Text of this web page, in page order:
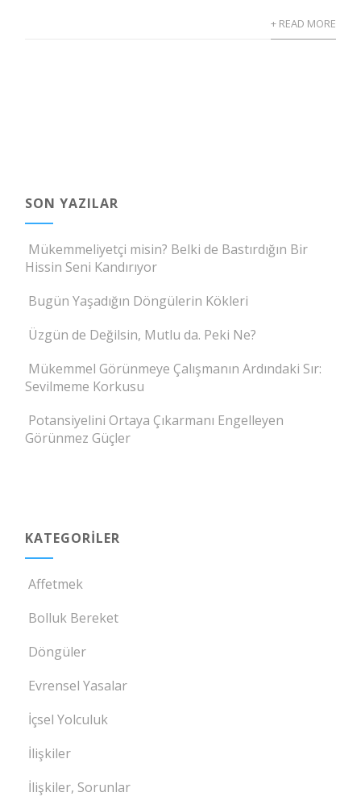
+ READ MORE
SON YAZILAR
Mükemmeliyetçi misin? Belki de Bastırdığın Bir
Hissin Seni Kandırıyor
Bugün Yaşadığın Döngülerin Kökleri
Üzgün de Değilsin, Mutlu da. Peki Ne?
Mükemmel Görünmeye Çalışmanın Ardındaki Sır:
Sevilmeme Korkusu
Potansiyelini Ortaya Çıkarmanı Engelleyen
Görünmez Güçler
KATEGORILER
Affetmek
Bolluk Bereket
Döngüler
Evrensel Yasalar
İçsel Yolculuk
İlişkiler
İlişkiler, Sorunlar